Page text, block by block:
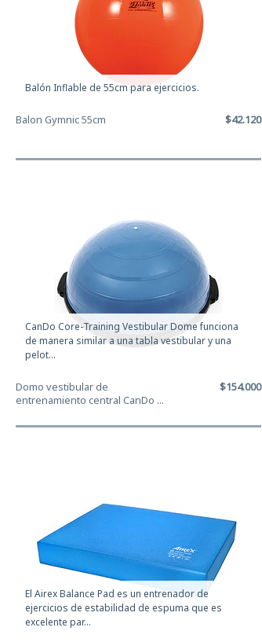
Balón Inflable de 55cm para ejercicios.
Balon Gymnic 55cm $42.120
CanDo Core-Training Vestibular Dome funciona
de manera similar a una tabla vestibular y una
pelot...
Domo vestibular de
entrenamiento central CanDo ...
$154.000
El Airex Balance Pad es un entrenador de
ejercicios de estabilidad de espuma que es
excelente par...